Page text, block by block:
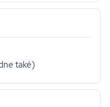
také)